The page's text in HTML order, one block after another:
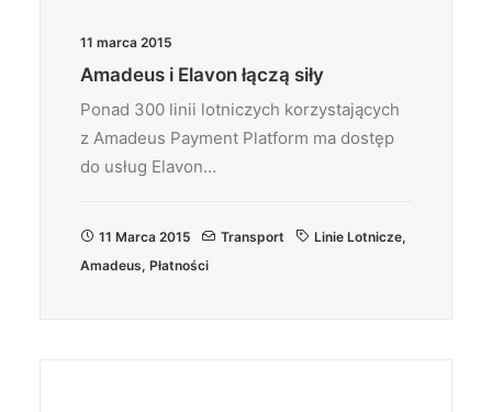
11 marca 2015
Amadeus i Elavon łączą siły
Ponad 300 linii lotniczych korzystających
z Amadeus Payment Platform ma dostęp
do usług Elavon…
11 Marca 2015 Transport Linie Lotnicze,
Amadeus, Płatności